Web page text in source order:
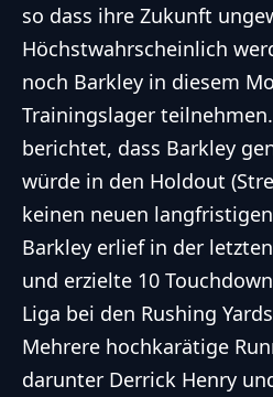
so dass ihre Zukunft
Höchstwahrscheinlich
noch Barkley in diesem
Trainingslager
berichtet, dass Barkley
würde in den Holdout
keinen neuen
Barkley erlief in der
und erzielte 10
Liga bei den Rushing
Mehrere hochkarätige
darunter Derrick Henry